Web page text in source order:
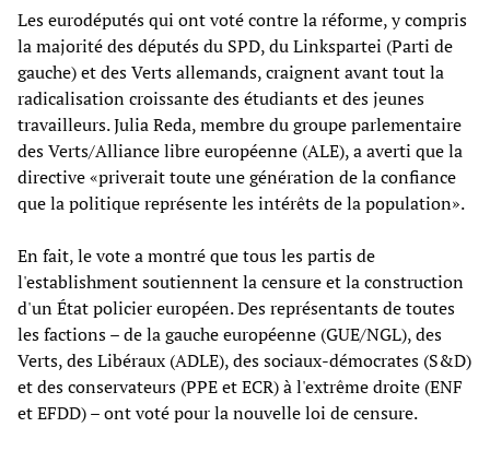
Les eurodéputés qui ont voté contre la réforme, y compris
la majorité des députés du SPD, du Linkspartei (Parti de
gauche) et des Verts allemands, craignent avant tout la
radicalisation croissante des étudiants et des jeunes
travailleurs. Julia Reda, membre du groupe parlementaire
des Verts/Alliance libre européenne (ALE), a averti que la
directive «priverait toute une génération de la confiance
que la politique représente les intérêts de la population».
En fait, le vote a montré que tous les partis de
l'establishment soutiennent la censure et la construction
d'un État policier européen. Des représentants de toutes
les factions – de la gauche européenne (GUE/NGL), des
Verts, des Libéraux (ADLE), des sociaux-démocrates (S&D)
et des conservateurs (PPE et ECR) à l'extrême droite (ENF
et EFDD) – ont voté pour la nouvelle loi de censure.